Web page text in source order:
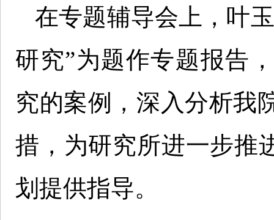
在专题辅导会上，叶
研究”为题作专题报告
究的案例，深入分析我
措，为研究所进一步推
划提供指导。